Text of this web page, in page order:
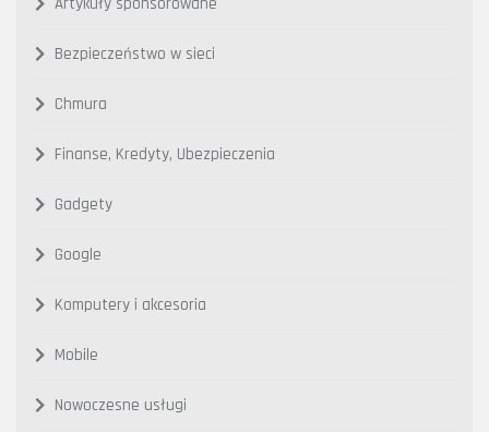
Bezpieczeństwo w sieci
Chmura
Finanse, Kredyty, Ubezpieczenia
Gadgety
Google
Komputery i akcesoria
Mobile
Nowoczesne usługi